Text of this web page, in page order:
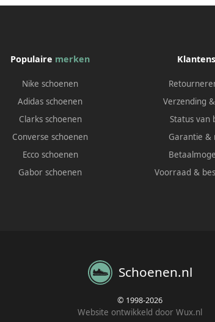
Populaire merken
Nike schoenen
Adidas schoenen
Clarks schoenen
Converse schoenen
Ecco schoenen
Gabor schoenen
Verzending
Status van
Garantie &
Voorraad &
Schoenen.nl
© 1998-2026
Website ontwikkeld door Wux.nl